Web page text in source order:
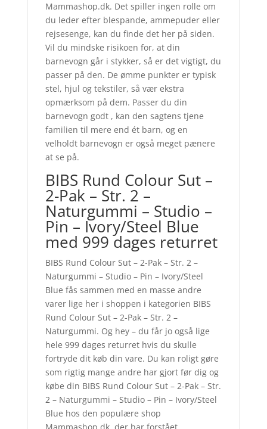
Mammashop.dk. Det spiller ingen rolle om
du leder efter blespande, ammepuder eller
rejsesenge, kan du finde det her på siden.
Vil du mindske risikoen for, at din
barnevogn går i stykker, så er det vigtigt, du
passer på den. De ømme punkter er typisk
stel, hjul og tekstiler, så vær ekstra
opmærksom på dem. Passer du din
barnevogn godt , kan den sagtens tjene
familien til mere end ét barn, og en
velholdt barnevogn er også meget pænere
at se på.
BIBS Rund Colour Sut –
2-Pak – Str. 2 –
Naturgummi – Studio –
Pin – Ivory/Steel Blue
med 999 dages returret
BIBS Rund Colour Sut – 2-Pak – Str. 2 –
Naturgummi – Studio – Pin – Ivory/Steel
Blue fås sammen med en masse andre
varer lige her i shoppen i kategorien BIBS
Rund Colour Sut – 2-Pak – Str. 2 –
Naturgummi. Og hey – du får jo også lige
hele 999 dages returret hvis du skulle
fortryde dit køb din vare. Du kan roligt gøre
som rigtig mange andre har gjort før dig og
købe din BIBS Rund Colour Sut – 2-Pak – Str.
2 – Naturgummi – Studio – Pin – Ivory/Steel
Blue hos den populære shop